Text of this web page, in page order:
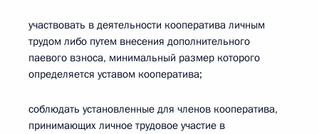
участвовать в деятельности кооператива личным
трудом либо путем внесения дополнительного
паевого взноса, минимальный размер которого
определяется уставом кооператива;
соблюдать установленные для членов кооператива,
принимающих личное трудовое участие в